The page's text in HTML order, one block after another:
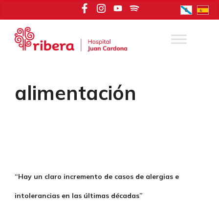
contenido
alimentación
“Hay un claro incremento de casos de alergias e
intolerancias en las últimas décadas”